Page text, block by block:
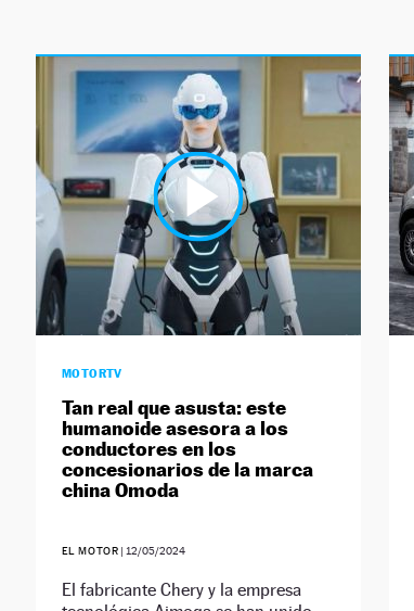
MOTORTV
Tan real que asusta: este
humanoide asesora a los
conductores en los
concesionarios de la marca
china Omoda
EL MOTOR | 12/05/2024
El fabricante Chery y la empresa